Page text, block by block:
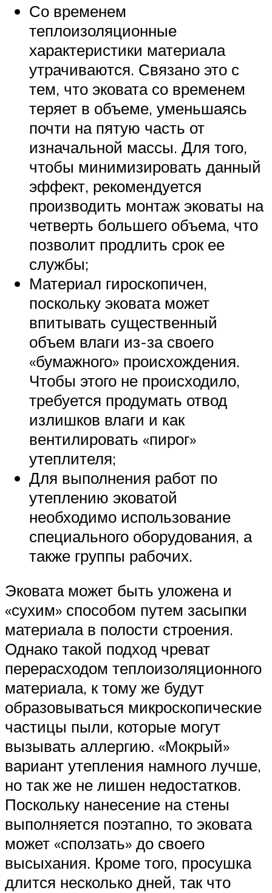
Со временем
теплоизоляционные
характеристики материала
утрачиваются. Связано это с
тем, что эковата со временем
теряет в объеме, уменьшаясь
почти на пятую часть от
изначальной массы. Для того,
чтобы минимизировать данный
эффект, рекомендуется
производить монтаж эковаты на
четверть большего объема, что
позволит продлить срок ее
службы;
Материал гироскопичен,
поскольку эковата может
впитывать существенный
объем влаги из-за своего
«бумажного» происхождения.
Чтобы этого не происходило,
требуется продумать отвод
излишков влаги и как
вентилировать «пирог»
утеплителя;
Для выполнения работ по
утеплению эковатой
необходимо использование
специального оборудования, а
также группы рабочих.
Эковата может быть уложена и
«сухим» способом путем засыпки
материала в полости строения.
Однако такой подход чреват
перерасходом теплоизоляционного
материала, к тому же будут
образовываться микроскопические
частицы пыли, которые могут
вызывать аллергию. «Мокрый»
вариант утепления намного лучше,
но так же не лишен недостатков.
Поскольку нанесение на стены
выполняется поэтапно, то эковата
может «сползать» до своего
высыхания. Кроме того, просушка
длится несколько дней, так что